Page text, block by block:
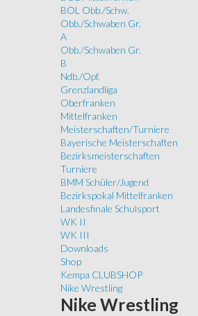
BOL Obb./Schw.
Obb./Schwaben Gr.
A
Obb./Schwaben Gr.
B
Ndb./Opf.
Grenzlandliga
Oberfranken
Mittelfranken
Meisterschaften/Turniere
Bayerische Meisterschaften
Bezirksmeisterschaften
Turniere
BMM Schüler/Jugend
Bezirkspokal Mittelfranken
Landesfinale Schulsport
WK II
WK III
Downloads
Shop
Kempa CLUBSHOP
Nike Wrestling
Nike Wrestling